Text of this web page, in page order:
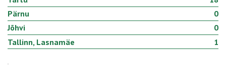
Pärnu
0
Jõhvi
0
Tallinn, Lasnamäe
1